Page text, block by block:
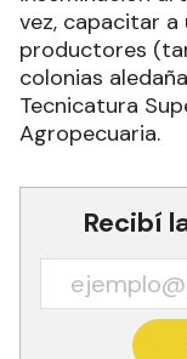
vez, capacitar a
productores
colonias
Tecnicatura
Agropecuaria.
Recibí